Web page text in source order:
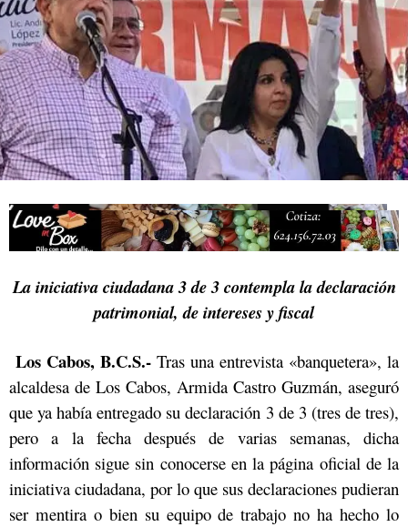
Campesina
La iniciativa ciudadana 3 de 3 contempla la declaración
patrimonial, de intereses y fiscal
Los Cabos, B.C.S.- Tras una entrevista «banquetera», la
alcaldesa de Los Cabos, Armida Castro Guzmán, aseguró
que ya había entregado su declaración 3 de 3 (tres de tres),
pero a la fecha después de varias semanas, dicha
información sigue sin conocerse en la página oficial de la
iniciativa ciudadana, por lo que sus declaraciones pudieran
ser mentira o bien su equipo de trabajo no ha hecho lo